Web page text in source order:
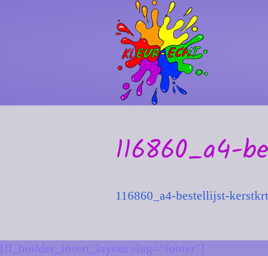
116860_a4-
116860_a4-bestellijst-
[fl_builder_insert_layout slug="footer"]